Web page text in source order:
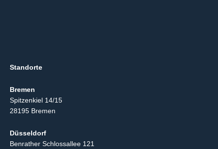
Standorte
Bremen
Spitzenkiel 14/15
28195 Bremen
Düsseldorf
Benrather Schlossallee 121